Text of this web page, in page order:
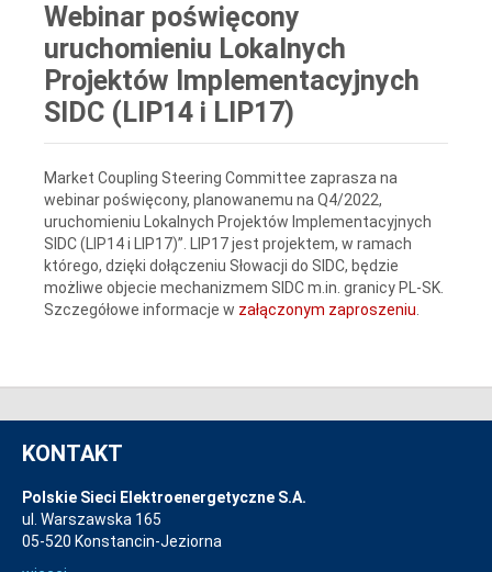
Webinar poświęcony
uruchomieniu Lokalnych
Projektów Implementacyjnych
SIDC (LIP14 i LIP17)
Market Coupling Steering Committee zaprasza na
webinar poświęcony, planowanemu na Q4/2022,
uruchomieniu Lokalnych Projektów Implementacyjnych
SIDC (LIP14 i LIP17)”. LIP17 jest projektem, w ramach
którego, dzięki dołączeniu Słowacji do SIDC, będzie
możliwe objecie mechanizmem SIDC m.in. granicy PL-SK.
Szczegółowe informacje w załączonym zaproszeniu
KONTAKT
Polskie Sieci Elektroenergetyczne S.A.
ul. Warszawska 165
05-520 Konstancin-Jeziorna